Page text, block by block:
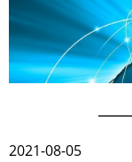
2021-08-05